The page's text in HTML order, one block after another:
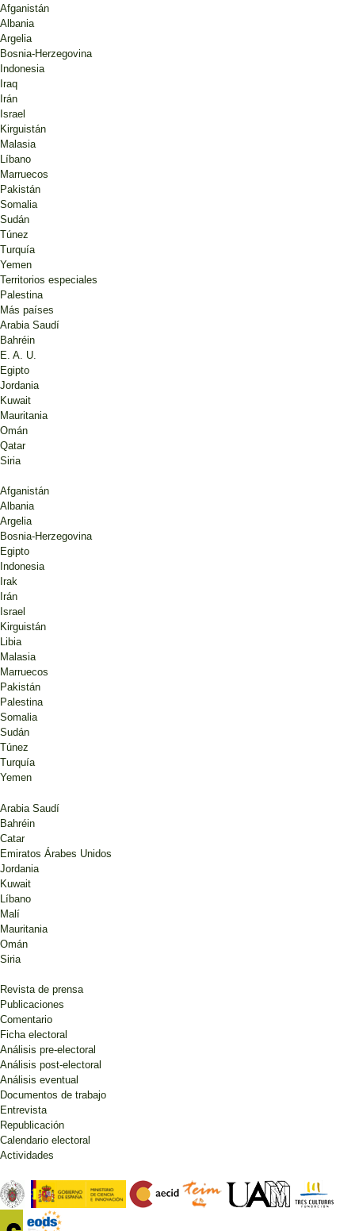
Afganistán
Albania
Argelia
Bosnia-Herzegovina
Indonesia
Iraq
Irán
Israel
Kirguistán
Malasia
Líbano
Marruecos
Pakistán
Somalia
Sudán
Túnez
Turquía
Yemen
Territorios especiales
Palestina
Más países
Arabia Saudí
Bahréin
E. A. U.
Egipto
Jordania
Kuwait
Mauritania
Omán
Qatar
Siria
Afganistán
Albania
Argelia
Bosnia-Herzegovina
Egipto
Indonesia
Irak
Irán
Israel
Kirguistán
Libia
Malasia
Marruecos
Pakistán
Palestina
Somalia
Sudán
Túnez
Turquía
Yemen
Arabia Saudí
Bahréin
Catar
Emiratos Árabes Unidos
Jordania
Kuwait
Líbano
Malí
Mauritania
Omán
Siria
Revista de prensa
Publicaciones
Comentario
Ficha electoral
Análisis pre-electoral
Análisis post-electoral
Análisis eventual
Documentos de trabajo
Entrevista
Republicación
Calendario electoral
Actividades